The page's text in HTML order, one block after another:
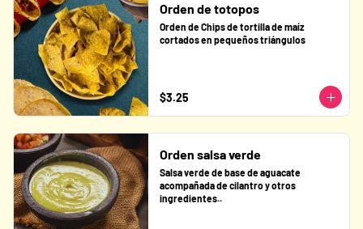
Orden de totopos
Orden de Chips de tortilla de maíz
cortados en pequeños triángulos
$3.25
Orden salsa verde
Salsa verde de base de aguacate
acompañada de cilantro y otros
ingredientes..